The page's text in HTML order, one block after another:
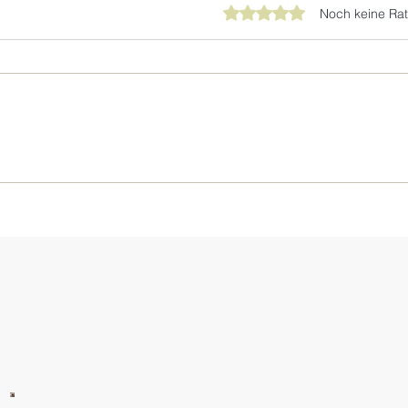
Mit 0 von 5 Sternen
Noch keine